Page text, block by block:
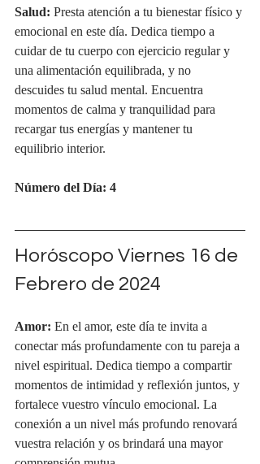
Salud: Presta atención a tu bienestar físico y
emocional en este día. Dedica tiempo a
cuidar de tu cuerpo con ejercicio regular y
una alimentación equilibrada, y no
descuides tu salud mental. Encuentra
momentos de calma y tranquilidad para
recargar tus energías y mantener tu
equilibrio interior.
Número del Día: 4
Horóscopo Viernes 16 de
Febrero de 2024
Amor: En el amor, este día te invita a
conectar más profundamente con tu pareja a
nivel espiritual. Dedica tiempo a compartir
momentos de intimidad y reflexión juntos, y
fortalece vuestro vínculo emocional. La
conexión a un nivel más profundo renovará
vuestra relación y os brindará una mayor